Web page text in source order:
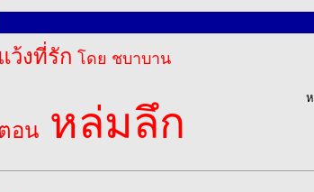
แว้งที่รัก โดย ชบาบาน
อน หล่มลึก